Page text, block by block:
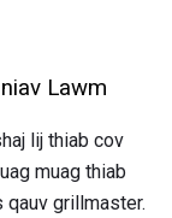
Lawm
lij thiab cov
muag thiab
grillmaster.